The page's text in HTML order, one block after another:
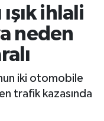
ışık ihlali
neden
iki otomobile
trafik kazasında
Durumu ve Fikstür